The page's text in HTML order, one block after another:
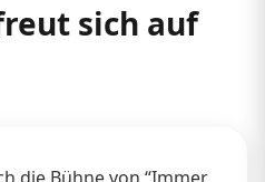
sich auf
die Bühne von “Immer